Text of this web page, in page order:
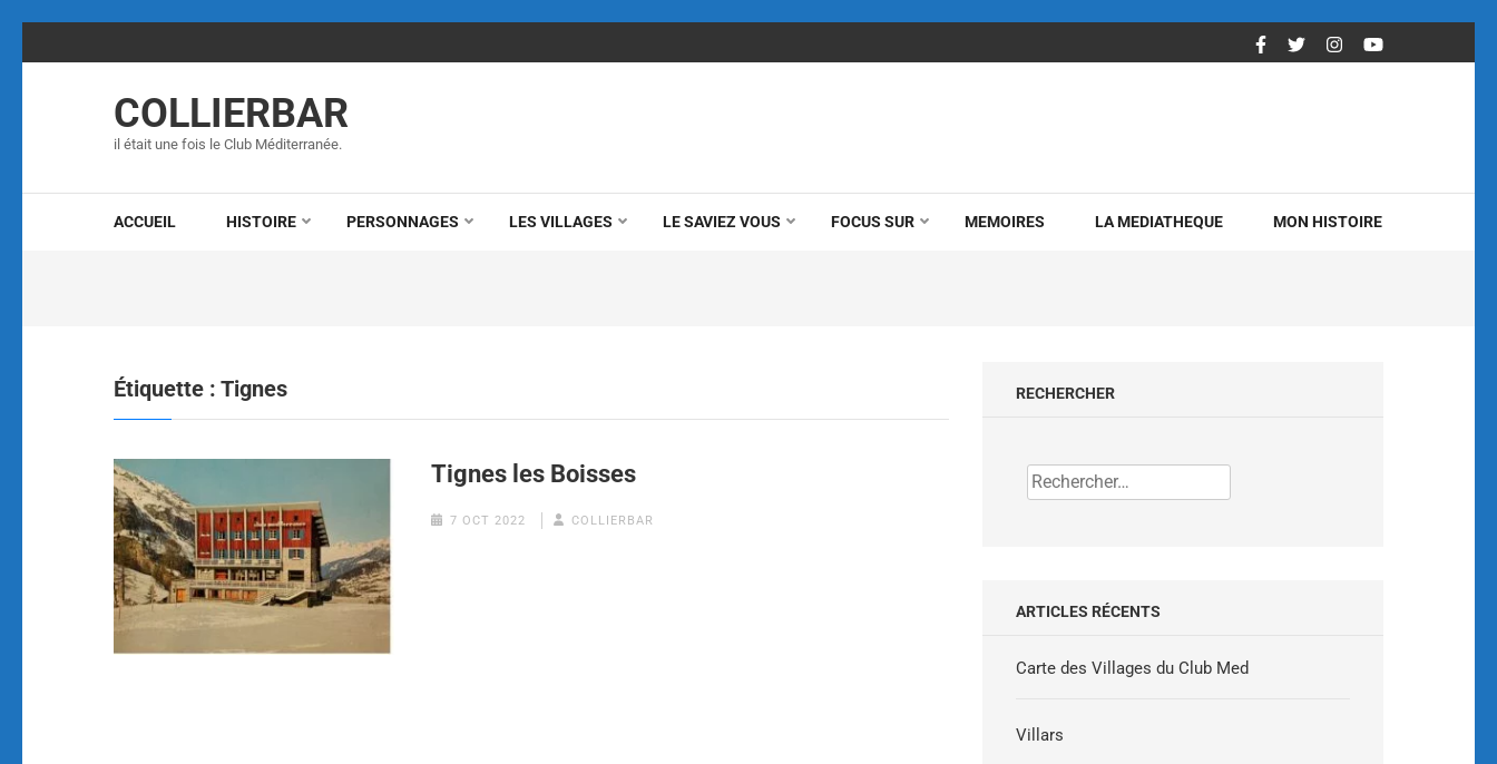
au
COLLIERBAR
il était une fois le Club Méditerranée.
ACCUEIL HISTOIRE PERSONNAGES LES VILLAGES LE SAVIEZ VOUS FOCUS SUR MEMOIRES LA MEDIATHEQUE MON HISTOIRE
Étiquette : Tignes
Tignes les Boisses
7 OCT 2022 COLLIERBAR
RECHERCHER
Rechercher :
ARTICLES RÉCENTS
Carte des Villages du Club Med
Villars